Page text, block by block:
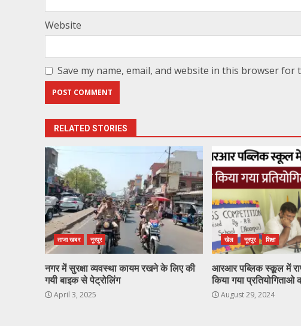
Website
Save my name, email, and website in this browser for
RELATED STORIES
ताजा खबर नूरपुर
नगर में सुरक्षा व्यवस्था कायम रखने के लिए की
गयी बाइक से पेट्रोलिंग
April 3, 2025
खेल नूरपुर शिक्षा
आरआर पब्लिक स्कूल में
किया गया
August 29, 2024